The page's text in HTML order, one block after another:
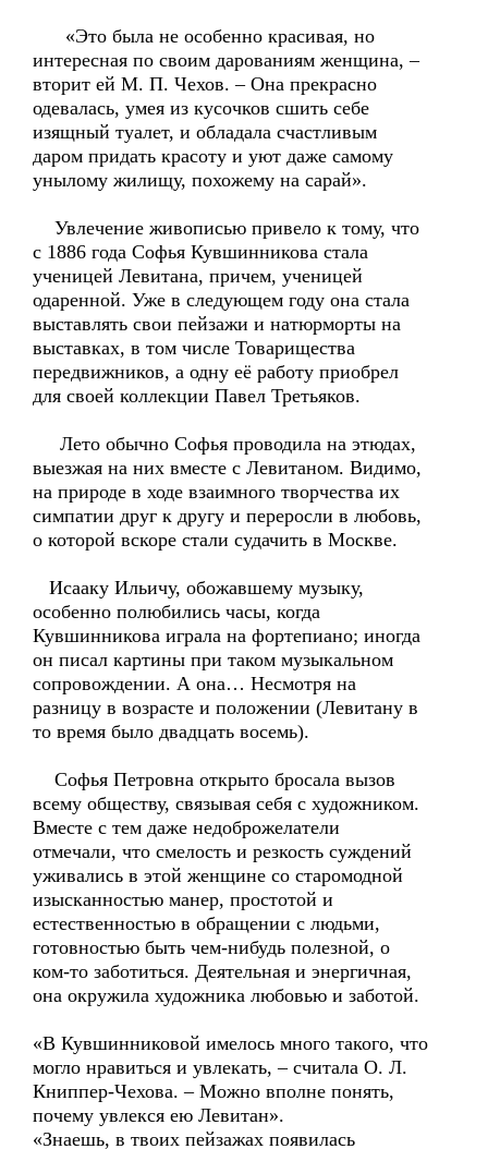
«Это была не особенно красивая, но
интересная по своим дарованиям женщина, –
вторит ей М. П. Чехов. – Она прекрасно
одевалась, умея из кусочков сшить себе
изящный туалет, и обладала счастливым
даром придать красоту и уют даже самому
унылому жилищу, похожему на сарай».
Увлечение живописью привело к тому, что
с 1886 года Софья Кувшинникова стала
ученицей Левитана, причем, ученицей
одаренной. Уже в следующем году она стала
выставлять свои пейзажи и натюрморты на
выставках, в том числе Товарищества
передвижников, а одну её работу приобрел
для своей коллекции Павел Третьяков.
Лето обычно Софья проводила на этюдах,
выезжая на них вместе с Левитаном. Видимо,
на природе в ходе взаимного творчества их
симпатии друг к другу и переросли в любовь,
о которой вскоре стали судачить в Москве.
Исааку Ильичу, обожавшему музыку,
особенно полюбились часы, когда
Кувшинникова играла на фортепиано; иногда
он писал картины при таком музыкальном
сопровождении. А она… Несмотря на
разницу в возрасте и положении (Левитану в
то время было двадцать восемь).
Софья Петровна открыто бросала вызов
всему обществу, связывая себя с художником.
Вместе с тем даже недоброжелатели
отмечали, что смелость и резкость суждений
уживались в этой женщине со старомодной
изысканностью манер, простотой и
естественностью в обращении с людьми,
готовностью быть чем-нибудь полезной, о
ком-то заботиться. Деятельная и энергичная,
она окружила художника любовью и заботой.
«В Кувшинниковой имелось много такого, что
могло нравиться и увлекать, – считала О. Л.
Книппер-Чехова. – Можно вполне понять,
почему увлекся ею Левитан».
«Знаешь, в твоих пейзажах появилась